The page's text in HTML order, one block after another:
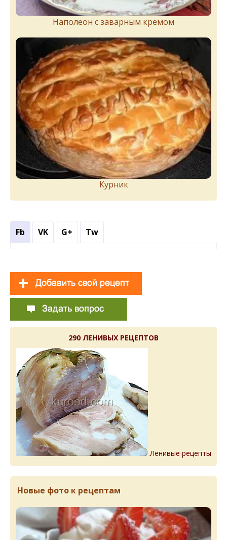
Наполеон с заварным кремом
Курник
Fb VK G+ Tw
290 ЛЕНИВЫХ РЕЦЕПТОВ
Ленивые рецепты
Новые фото к рецептам